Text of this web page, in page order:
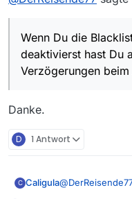
Wenn Du die
deaktivierst hast Du
Verzögerungen
Danke.
D 1 Antwort
C Caligula@